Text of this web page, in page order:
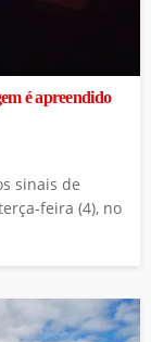
é apreendido
sinais de
feira (4), no